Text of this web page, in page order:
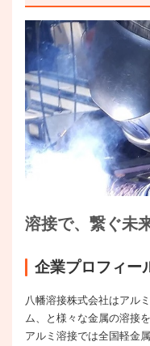
溶接で、繋ぐ未
企業プロフィー
八幡溶接株式会社はアル
ム、と様々な金属の溶接
アルミ溶接では全国軽金